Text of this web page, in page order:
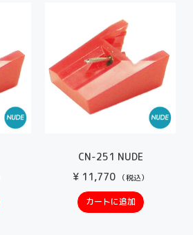
CN-251 NUDE
¥11,770 （税込）
カートに追加